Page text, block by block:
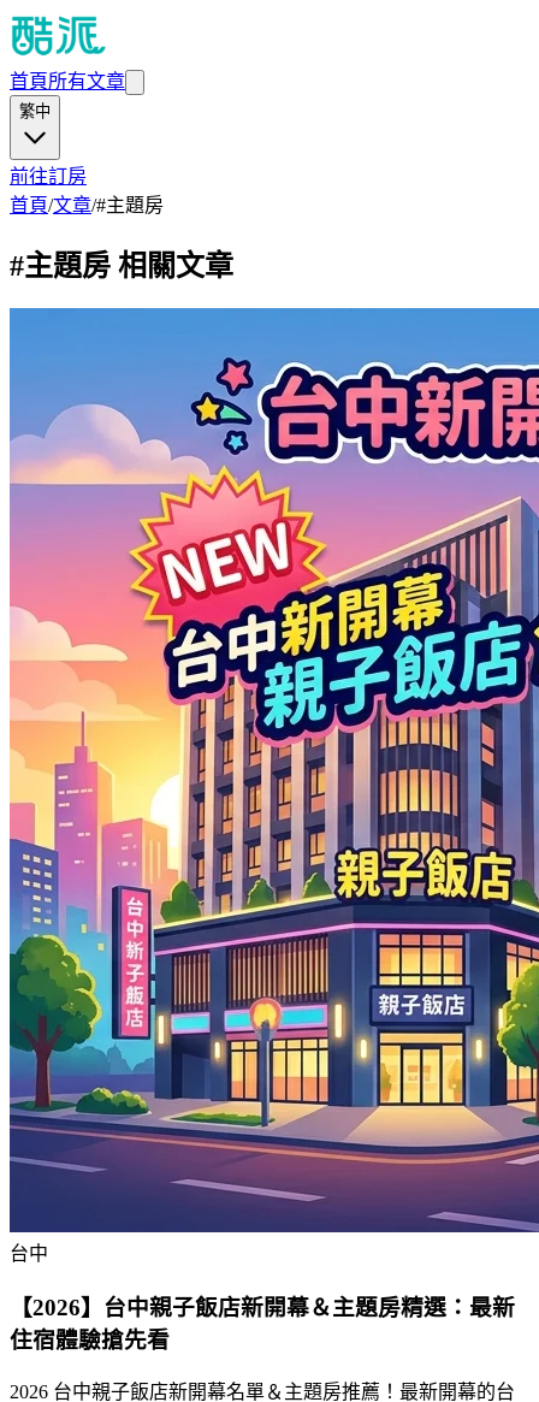
首頁所有文章
繁中
前往訂房
首頁/文章/#主題房
#主題房 相關文章
台中
【2026】台中親子飯店新開幕＆主題房精選：最新
住宿體驗搶先看
2026 台中親子飯店新開幕名單＆主題房推薦！最新開幕的台